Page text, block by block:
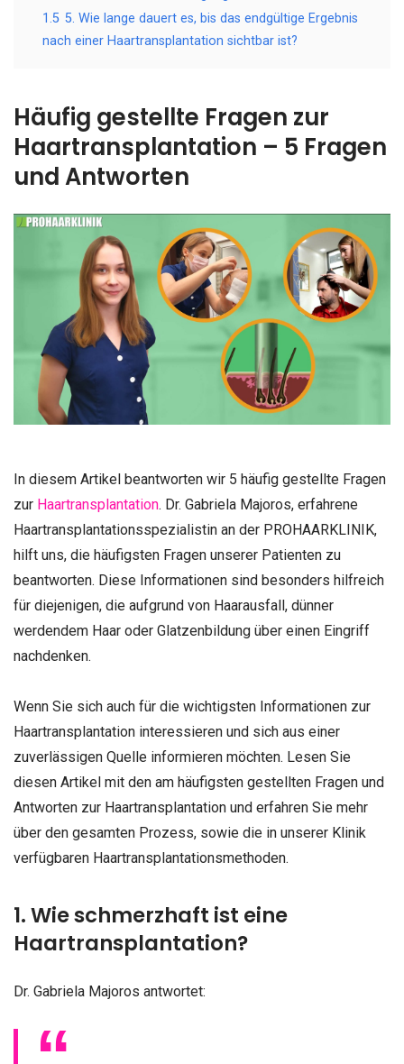
1.5 5. Wie lange dauert es, bis das endgültige Ergebnis
nach einer Haartransplantation sichtbar ist?
Häufig gestellte Fragen zur
Haartransplantation – 5 Fragen
und Antworten
In diesem Artikel beantworten wir 5 häufig gestellte Fragen
zur Haartransplantation. Dr. Gabriela Majoros, erfahrene
Haartransplantationsspezialistin an der PROHAARKLINIK,
hilft uns, die häufigsten Fragen unserer Patienten zu
beantworten. Diese Informationen sind besonders hilfreich
für diejenigen, die aufgrund von Haarausfall, dünner
werdendem Haar oder Glatzenbildung über einen Eingriff
nachdenken.
Wenn Sie sich auch für die wichtigsten Informationen zur
Haartransplantation interessieren und sich aus einer
zuverlässigen Quelle informieren möchten. Lesen Sie
diesen Artikel mit den am häufigsten gestellten Fragen und
Antworten zur Haartransplantation und erfahren Sie mehr
über den gesamten Prozess, sowie die in unserer Klinik
verfügbaren Haartransplantationsmethoden.
1. Wie schmerzhaft ist eine
Haartransplantation?
Dr. Gabriela Majoros antwortet: